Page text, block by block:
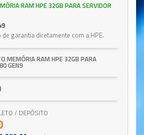
RAM HPE 32GB PARA SERVIDOR
de garantia diretamente com a HPE.
MEMÓRIA RAM HPE 32GB PARA
GEN9
/ DEPÓSITO